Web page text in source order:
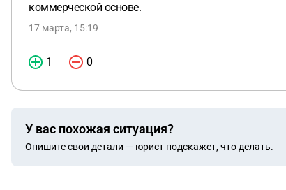
коммерческой основе.
17 марта, 15:19
1 0
У вас похожая ситуация?
Опишите свои детали — юрист подскажет, что делать.